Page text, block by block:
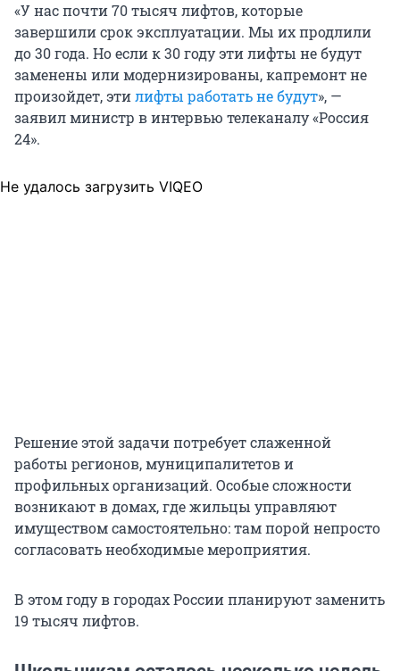
«У нас почти 70 тысяч лифтов, которые
завершили срок эксплуатации. Мы их продлили
до 30 года. Но если к 30 году эти лифты не будут
заменены или модернизированы, капремонт не
произойдет, этилифты работать не будут», —
заявил министр в интервью телеканалу «Россия
24».
Не удалось загрузить VIQEO
Решение этой задачи потребует слаженной
работы регионов, муниципалитетов и
профильных организаций. Особые сложности
возникают в домах, где жильцы управляют
имуществом самостоятельно: там порой непросто
согласовать необходимые мероприятия.
В этом году в городах России планируют заменить
19 тысяч лифтов.